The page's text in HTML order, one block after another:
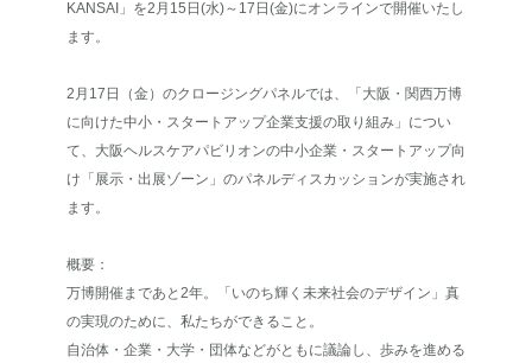
KANSAI」を2月15日(水)～17日(金)にオンラインで開催いたし
ます。
2月17日（金）のクロージングパネルでは、「大阪・関西万博
に向けた中小・スタートアップ企業支援の取り組み」につい
て、大阪ヘルスケアパビリオンの中小企業・スタートアップ向
け「展示・出展ゾーン」のパネルディスカッションが実施され
ます。
概要：
万博開催まであと2年。「いのち輝く未来社会のデザイン」真
の実現のために、私たちができること。
自治体・企業・大学・団体などがともに議論し、歩みを進める